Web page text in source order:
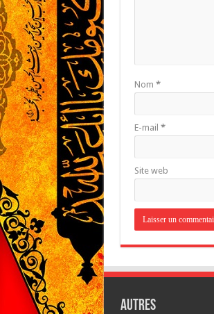
Nom *
E-mail *
Site web
Autres